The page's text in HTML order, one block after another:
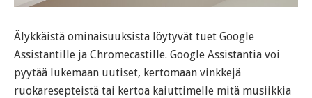
Älykkäistä ominaisuuksista löytyvät tuet Google
Assistantille ja Chromecastille. Google Assistantia voi
pyytää lukemaan uutiset, kertomaan vinkkejä
ruokaresepteistä tai kertoa kaiuttimelle mitä musiikkia